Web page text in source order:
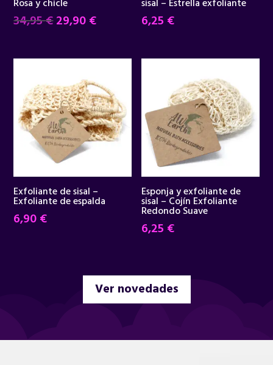
Rosa y chicle
34,95€El
34,95 €.
29,90€El
29,90 €.
sisal – Estrella exfoliante
6,25 €
Exfoliante de sisal –
Exfoliante de espalda
6,90€
Esponja y exfoliante de
sisal – Cojín Exfoliante
Redondo Suave
6,25 €
Ver novedades